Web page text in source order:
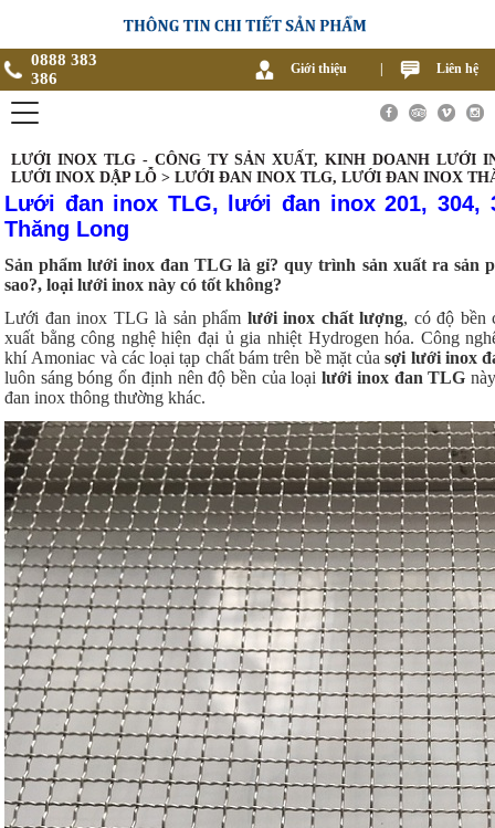
0888 383
386
Giới thiệu Liên hệ
LƯỚI INOX TLG - CÔNG TY SẢN XUẤT, KINH DOANH LƯỚI
LƯỚI INOX DẬP LỖ > LƯỚI ĐAN INOX TLG, LƯỚI ĐAN INOX
Lưới đan inox TLG, lưới đan inox 201, 304,
Thăng Long
Sản phẩm lưới inox đan TLG là gỉ? quy trình sản xuất ra sản
sao?, loại lưới inox này có tốt không?
Lưới đan inox TLG là sản phẩm lưới inox chất lượng, có độ bền
xuất bằng công nghệ hiện đại ủ gia nhiệt Hydrogen hóa. Công
khí Amoniac và các loại tạp chất bám trên bề mặt củasợi lưới inox
luôn sáng bóng ổn định nên độ bền của loạilưới inox đan TLG
đan inox thông thường khác.